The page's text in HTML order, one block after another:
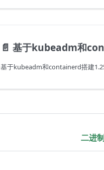
📄️ 基于kubeadm和
二进